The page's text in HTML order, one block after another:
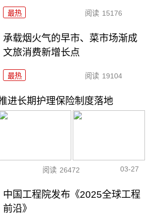
最热 阅读 15176
承载烟火气的早市、菜市场渐成
文旅消费新增长点
最热 阅读 19104
进长期护理保险制度落地
阅读 26472 03-27
中国工程院发布《2025全球工程
前沿》